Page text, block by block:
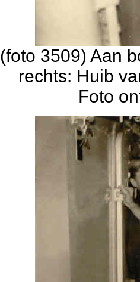
(foto 3509) Aan
rechts: Huib
Foto